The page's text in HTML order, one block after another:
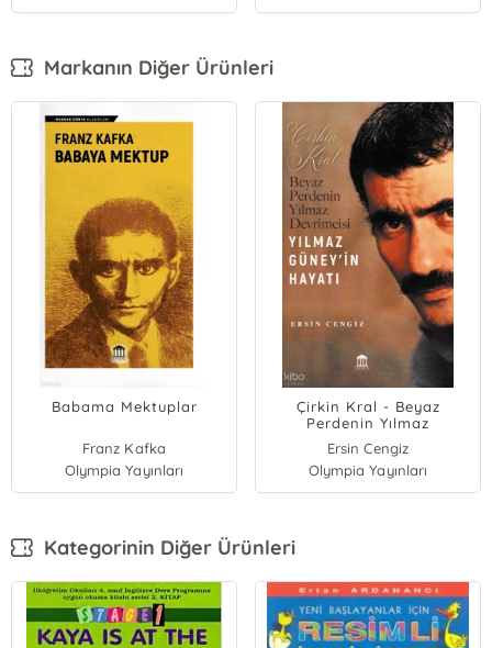
Markanın Diğer Ürünleri
Babama Mektuplar
Franz Kafka
Olympia Yayınları
Çirkin Kral - Beyaz
Perdenin Yılmaz
Devrimcisi Yılmaz
Güney'in Hayatı
Ersin Cengiz
Olympia Yayınları
Kategorinin Diğer Ürünleri